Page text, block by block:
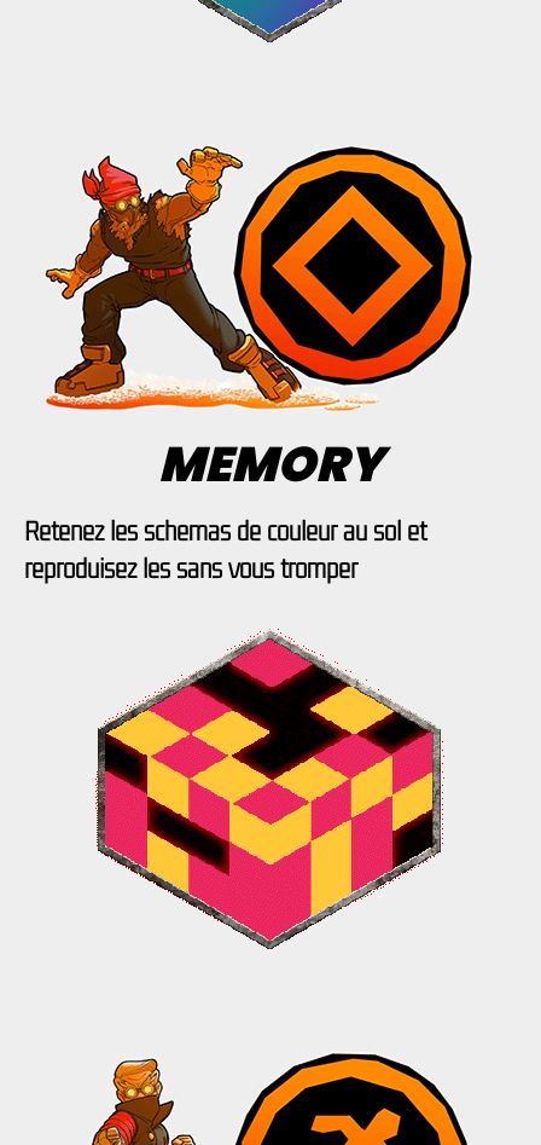
MEMORY
Retenez les schémas de couleur au sol et
reproduisez les sans vous tromper